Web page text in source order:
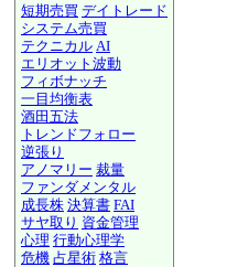
短期売買 デイトレード
システム売買
テクニカル AI
エリオット波動
フィボナッチ
一目均衡表
酒田五法
トレンドフォロー
逆張り
アノマリー 裁量
ファンダメンタル
成長株 決算書 FAI
サヤ取り 資金管理
心理 行動心理学
危機 占星術 格言